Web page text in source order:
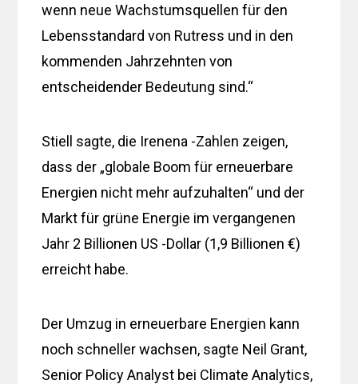
wenn neue Wachstumsquellen für den
Lebensstandard von Rutress und in den
kommenden Jahrzehnten von
entscheidender Bedeutung sind.“
Stiell sagte, die Irenena -Zahlen zeigen,
dass der „globale Boom für erneuerbare
Energien nicht mehr aufzuhalten“ und der
Markt für grüne Energie im vergangenen
Jahr 2 Billionen US -Dollar (1,9 Billionen €)
erreicht habe.
Der Umzug in erneuerbare Energien kann
noch schneller wachsen, sagte Neil Grant,
Senior Policy Analyst bei Climate Analytics,